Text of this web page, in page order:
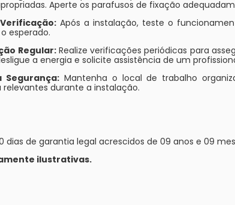
Aperte os parafusos de fixação
Após a instalação, teste o
esperado.
Regular:Realize verificações periódicas para
a energia e solicite assistência de um
Segurança:Mantenha o local de trabalho
relevantes durante a instalação.
dias de garantia legal acrescidos de 09 anos e 09
ilustrativas.